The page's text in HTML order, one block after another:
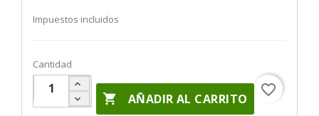
Impuestos incluidos
Cantidad
 AÑADIR AL CARRITO
favorite_border